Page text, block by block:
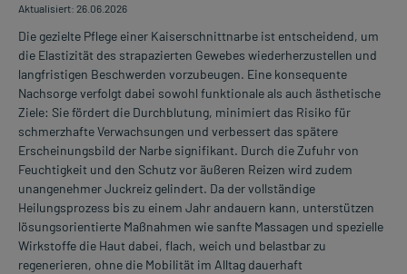
Aktualisiert: 26.06.2026
Die gezielte Pflege einer Kaiserschnittnarbe ist entscheidend, um
die Elastizität des strapazierten Gewebes wiederherzustellen und
langfristigen Beschwerden vorzubeugen. Eine konsequente
Nachsorge verfolgt dabei sowohl funktionale als auch ästhetische
Ziele: Sie fördert die Durchblutung, minimiert das Risiko für
schmerzhafte Verwachsungen und verbessert das spätere
Erscheinungsbild der Narbe signifikant. Durch die Zufuhr von
Feuchtigkeit und den Schutz vor äußeren Reizen wird zudem
unangenehmer Juckreiz gelindert. Da der vollständige
Heilungsprozess bis zu einem Jahr andauern kann, unterstützen
lösungsorientierte Maßnahmen wie sanfte Massagen und spezielle
Wirkstoffe die Haut dabei, flach, weich und belastbar zu
regenerieren, ohne die Mobilität im Alltag dauerhaft